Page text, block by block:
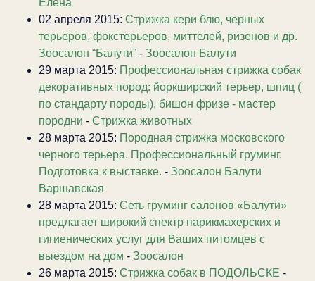
Елена
02 апреля 2015: Стрижка кери блю, черных
терьеров, фокстерьеров, миттелей, ризенов и др.
Зоосалон “Балути” - Зоосалон Балути
29 марта 2015: Профессиональная стрижка собак
декоративных пород: йоркширский терьер, шпиц (
по стандарту породы), бишон фризе - мастер
породни - Стрижка животных
28 марта 2015: Породная стрижка московского
черного терьера. Профессиональный груминг.
Подготовка к выставке. - Зоосалон Балути
Варшавская
28 марта 2015: Сеть груминг салонов «Балути»
предлагает широкий спектр парикмахерских и
гигиенических услуг для Ваших питомцев с
выездом на дом - Зоосалон
26 марта 2015: Стрижка собак в ПОДОЛЬСКЕ -